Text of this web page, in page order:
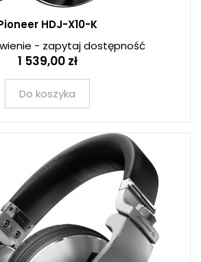
HDJ-X10-K
- zapytaj dostępność
1 539,00 zł
Do koszyka